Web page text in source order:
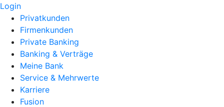
Login
Privatkunden
Firmenkunden
Private Banking
Banking & Verträge
Meine Bank
Service & Mehrwerte
Karriere
Fusion